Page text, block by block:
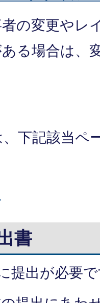
の変更やレ
る場合は、
下記該当ペ
書
提出が必要